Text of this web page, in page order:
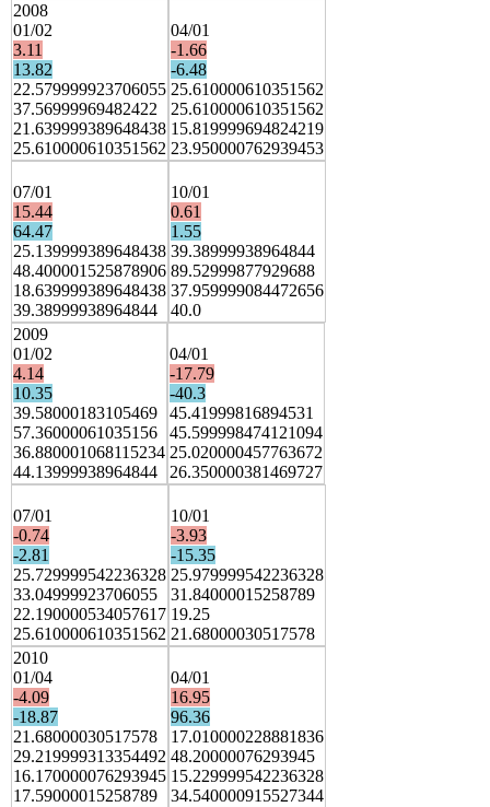
2008
01/02
3.11
13.82
22.579999923706055
37.56999969482422
21.639999389648438
25.610000610351562
04/01
-1.66
-6.48
25.610000610351562
25.610000610351562
15.819999694824219
23.950000762939453
07/01
15.44
64.47
25.139999389648438
48.400001525878906
18.639999389648438
39.38999938964844
10/01
0.61
1.55
39.38999938964844
89.52999877929688
37.959999084472656
40.0
2009
01/02
4.14
10.35
39.58000183105469
57.36000061035156
36.880001068115234
44.13999938964844
04/01
-17.79
-40.3
45.41999816894531
45.599998474121094
25.020000457763672
26.350000381469727
07/01
-0.74
-2.81
25.729999542236328
33.04999923706055
22.190000534057617
25.610000610351562
10/01
-3.93
-15.35
25.979999542236328
31.84000015258789
19.25
21.68000030517578
2010
01/04
-4.09
-18.87
21.68000030517578
29.219999313354492
16.170000076293945
17.59000015258789
04/01
16.95
96.36
17.010000228881836
48.20000076293945
15.229999542236328
34.540000915527344